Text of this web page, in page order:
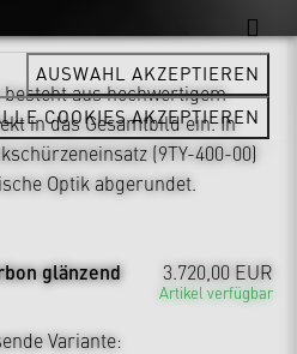
aus hochwertigem
in das Gesamtbild ein. In
(9TY-400-00)
Optik abgerundet.
glänzend 3.720,00 EUR
Artikel verfügbar
Variante:
AUSWAHL AKZEPTIEREN
COOKIES AKZEPTIEREN